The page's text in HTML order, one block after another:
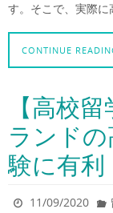
す。そこで、実際
CONTINUE
【高校
ランド
験に有利
11/09/2020